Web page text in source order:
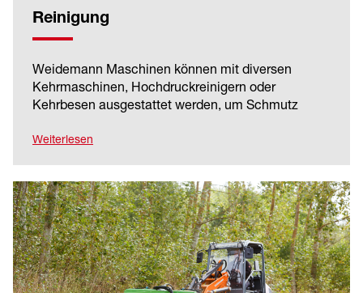
Reinigung
Weidemann Maschinen können mit diversen
Kehrmaschinen, Hochdruckreinigern oder
Kehrbesen ausgestattet werden, um Schmutz
Wildkrautbesen lässt sich Unkraut maschinell
sauber.
Weiterlesen